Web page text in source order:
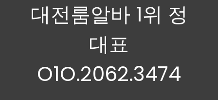
대전룸알바 1위 정
대표
O1O.2062.3474